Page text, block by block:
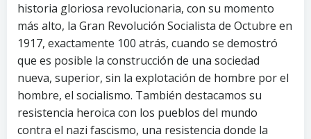
historia gloriosa revolucionaria, con su momento
más alto, la Gran Revolución Socialista de Octubre en
1917, exactamente 100 atrás, cuando se demostró
que es posible la construcción de una sociedad
nueva, superior, sin la explotación de hombre por el
hombre, el socialismo. También destacamos su
resistencia heroica con los pueblos del mundo
contra el nazi fascismo, una resistencia donde la